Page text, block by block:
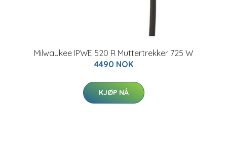
Milwaukee IPWE 520 R Muttertrekker 725 W
4490 NOK
KJØP NÅ